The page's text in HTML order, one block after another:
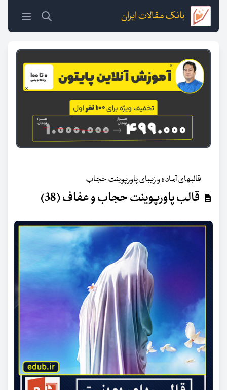
بانک مقالات ایران
قالبهای آماده و زیبای پاورپوینت حجاب
قالب پاورپوینت حجاب و عفاف (38)